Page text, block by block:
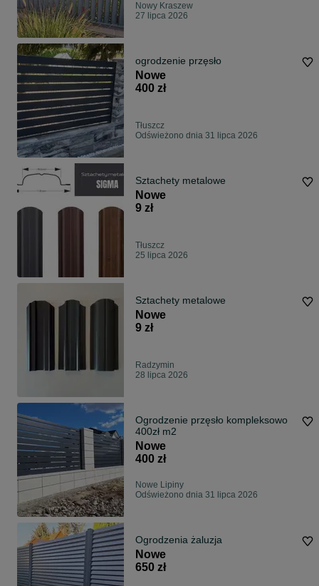
Nowy Kraszew
27 lipca 2026
ogrodzenie przęsło
Nowe
400 zł
Tłuszcz
Odświeżono dnia 31 lipca 2026
Sztachety metalowe
Nowe
9 zł
Tłuszcz
25 lipca 2026
Sztachety metalowe
Nowe
9 zł
Radzymin
28 lipca 2026
Ogrodzenie przęsło kompleksowo
400zł m2
Nowe
400 zł
Nowe Lipiny
Odświeżono dnia 31 lipca 2026
Ogrodzenia żaluzja
Nowe
650 zł